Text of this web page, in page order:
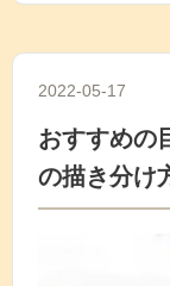
2022-05-17
おすすめの
の描き分け